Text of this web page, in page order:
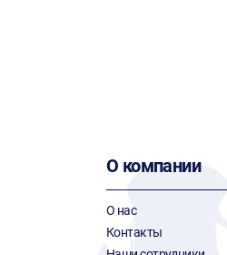
О компании
О нас
Контакты